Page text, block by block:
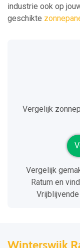
industrie ook op
geschikte
Vergelijk
Vergelijk
Ratum en
Winterswijk